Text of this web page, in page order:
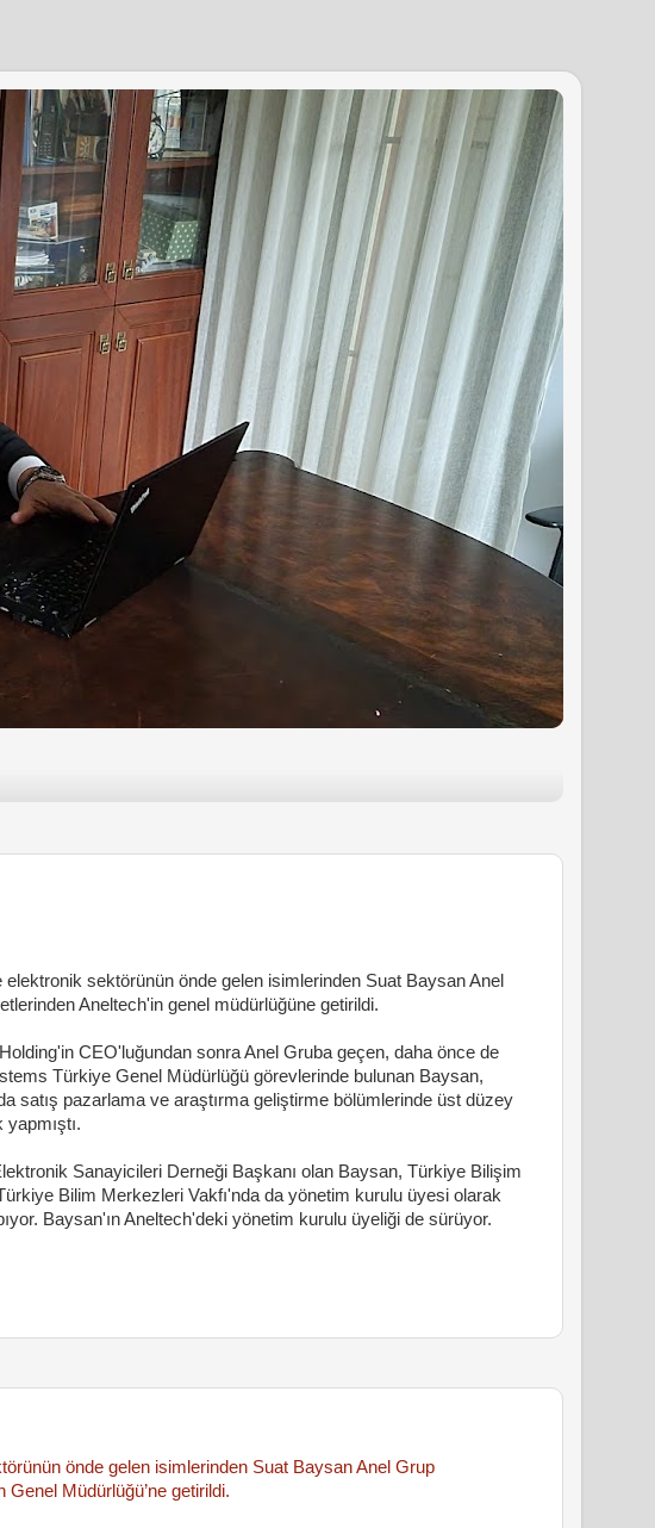
elektronik sektörünün önde gelen isimlerinden Suat Baysan Anel
Aneltech'in genel müdürlüğüne getirildi.
CEO'luğundan sonra Anel Gruba geçen, daha önce de
Türkiye Genel Müdürlüğü görevlerinde bulunan Baysan,
satış pazarlama ve araştırma geliştirme bölümlerinde üst düzey
Sanayicileri Derneği Başkanı olan Baysan, Türkiye Bilişim
Bilim Merkezleri Vakfı'nda da yönetim kurulu üyesi olarak
Baysan'ın Aneltech'deki yönetim kurulu üyeliği de sürüyor.
önde gelen isimlerinden Suat Baysan Anel Grup
Genel Müdürlüğü’ne getirildi.